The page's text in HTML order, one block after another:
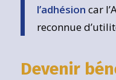
l’adhésion car
reconnue
Devenir